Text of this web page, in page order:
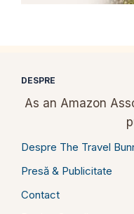
DESPRE
As an Amazon
Despre The Travel
Presă & Publicitate
Contact